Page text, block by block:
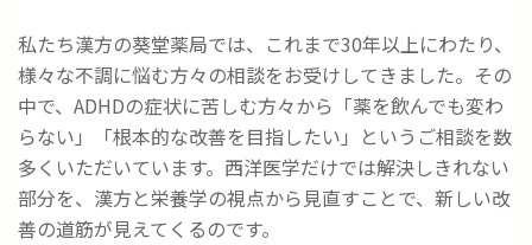
私たち漢方の葵堂薬局では、これまで30年以上にわたり、
様々な不調に悩む方々の相談をお受けしてきました。その
中で、ADHDの症状に苦しむ方々から「薬を飲んでも変わ
らない」「根本的な改善を目指したい」というご相談を数
多くいただいています。西洋医学だけでは解決しきれない
部分を、漢方と栄養学の視点から見直すことで、新しい改
善の道筋が見えてくるのです。